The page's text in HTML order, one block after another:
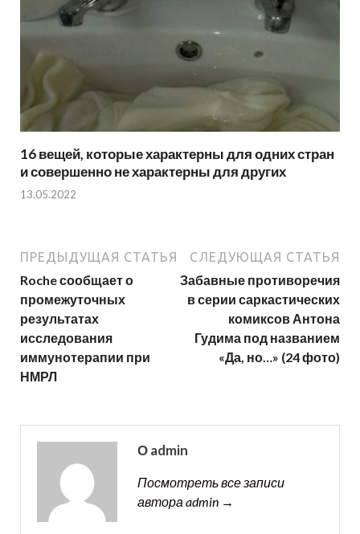
16 вещей, которые характерны для одних стран
и совершенно не характерны для других
13.05.2022
ПРЕДЫДУЩАЯ СТАТЬЯ
Roche сообщает о
промежуточных
результатах
исследования
иммунотерапии при
НМРЛ
СЛЕДУЮЩАЯ СТАТЬЯ
Забавные противоречия
в серии саркастических
комиксов Антона
Гудима под названием
«Да, но…» (24 фото)
О admin
Посмотреть все записи
автора admin →